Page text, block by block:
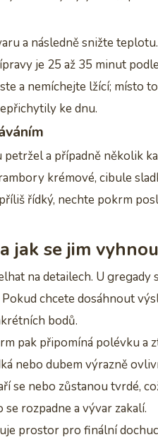
a následně snižte
je 25 až 35 minut
a nemíchejte lžící; místo
ke dnu.
petržel a případně několik
krémové, cibule
řídký, nechte pokrm
jak se jim
na detailech. U
chcete dosáhnout
bodů.
pak připomíná polévku a
nebo dubem výrazně
se nebo zůstanou tvrdé,
se rozpadne a vývar zakalí.
prostor pro finální